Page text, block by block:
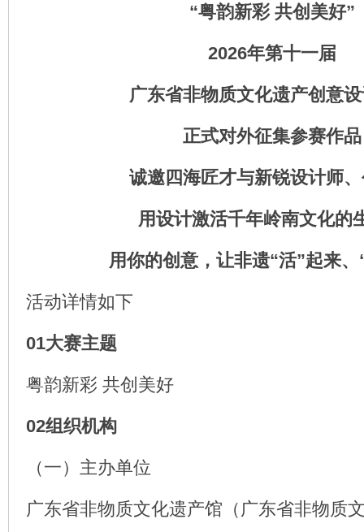
“粤韵新彩 共创美好”
2026年第十一届
广东省非物质文化遗产创意
正式对外征集参赛作品
诚邀四海匠才与新锐设计师
用设计激活千年岭南文化的
用你的创意，让非遗“活”起来、
活动详情如下
01大赛主题
粤韵新彩 共创美好
02组织机构
（一）主办单位
广东省非物质文化遗产馆（广东省非物质